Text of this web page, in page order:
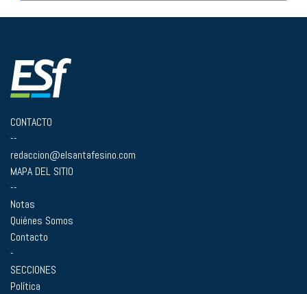
CONTACTO
--
redaccion@elsantafesino.com
MAPA DEL SITIO
--
Notas
Quiénes Somos
Contacto
-
SECCIONES
Política